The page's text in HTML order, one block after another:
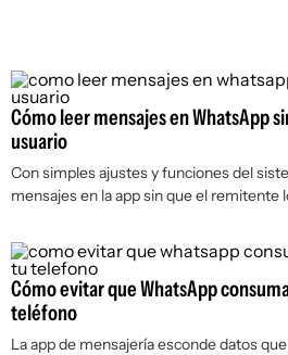
Cómo leer mensajes en WhatsApp
usuario
Con simples ajustes y funciones del
mensajes en la app sin que el remitente
Cómo evitar que WhatsApp
teléfono
La app de mensajería esconde datos